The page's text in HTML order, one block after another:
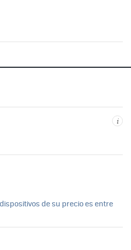
i
de su precio es entre